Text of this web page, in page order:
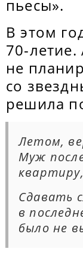
пьесы».
В этом
70-летие.
не
со
решила
Летом,
Муж
Сдавать
в
было не